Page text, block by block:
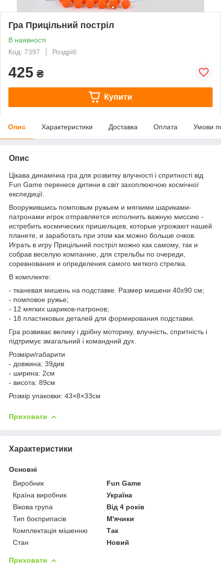
Гра Прицільний постріл
В наявності
Код: 7397
Роздріб
425 ₴
Купити
Опис Характеристики Доставка Оплата Умови
Опис
Цікава динамічна гра для розвитку влучності і спритності від
Fun Game перенесе дитини в світ захоплюючою космічної
експедиції.
Вооружившись помповым ружьем и мягкими шариками-
патронами игрок отправляется исполнить важную миссию -
истребить космических пришельцев, которые угрожают нашей
планете, и заработать при этом как можно больше очков.
Играть в игру Прицільний постріл можно как самому, так и
собрав веселую компанию, для стрельбы по очереди,
соревнования и определения самого меткого стрелка.
В комплекте:
- тканевая мишень на подставке. Размер мишени 40х90 см;
- помповое ружье;
- 12 мягких шариков-патронов;
- 18 пластиковых деталей для формирования подставки.
Гра розвиває велику і дрібну моторику, влучність, спритність і
підтримує змагальний і командний дух.
Розміри/габарити
- довжина: 39див
- ширина: 2см
- висота: 89см
Розмір упаковки: 43×8×33см
Приховати
Характеристики
Основні
Виробник
Fun Game
Країна виробник
Україна
Вікова група
Від 4 років
Тип боєприпасів
М'ячики
Комплектація мішенню
Так
Стан
Новий
Приховати